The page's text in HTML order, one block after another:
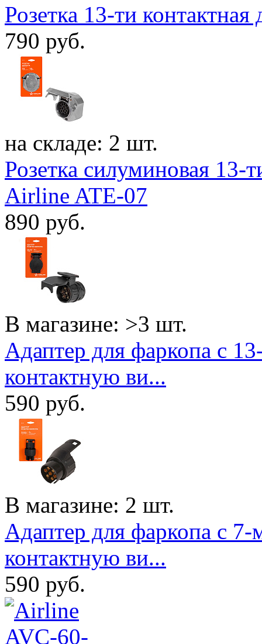
Розетка 13-ти
790 руб.
на складе: 2 шт.
Розетка силуминовая 13-
Airline ATE-07
890 руб.
В магазине: >3 шт.
Адаптер для фаркопа с
контактную ви...
590 руб.
В магазине: 2 шт.
Адаптер для фаркопа с 7-
контактную ви...
590 руб.